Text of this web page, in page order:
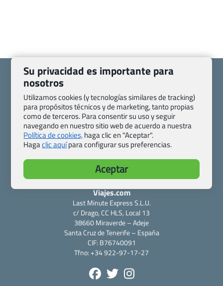
Quienes somos
Contacto
Pasaporte, Visado, Salud y otras disposiciones específicas
Blog de Viajes.com
Registro de agencias
Preguntas frecuentes
Condiciones generales
Política de privacidad y cookies
Transparencia
Todas las páginas – sitemap
Viajes.com
Last Minute Express S.L.U.
c/ Drago, CC HLS, Local 13
38660 Miraverde – Adeje
Santa Cruz de Tenerife – España
CIF: B76740091
Tfno: +34 922-97-17-27
Su privacidad es importante para
nosotros
Utilizamos cookies (y tecnologías similares de tracking)
para propósitos técnicos y de marketing, tanto propias
como de terceros. Para consentir su uso y seguir
navegando en nuestro sitio web de acuerdo a nuestra
Política de cookies,haga clic en "Aceptar".
Hagaclic aquípara configurar sus preferencias.
Aceptar